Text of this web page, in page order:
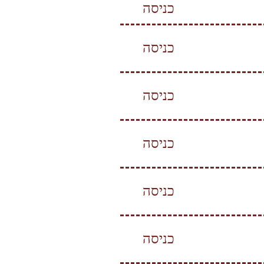
כניסה
כניסה
כניסה
כניסה
כניסה
כניסה